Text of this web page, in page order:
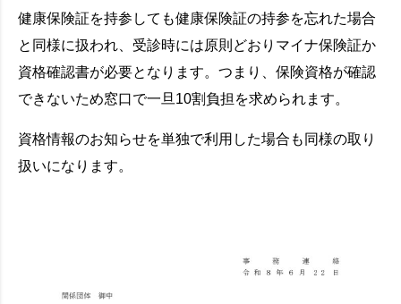
健康保険証を持参しても健康保険証の持参を忘れた場合
と同様に扱われ、受診時には原則どおりマイナ保険証か
資格確認書が必要となります。つまり、保険資格が確認
できないため窓口で一旦10割負担を求められます。
資格情報のお知らせを単独で利用した場合も同様の取り
扱いになります。